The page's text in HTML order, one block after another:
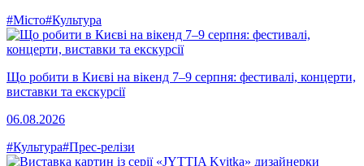
#Місто#Культура
Що робити в Києві на вікенд 7–9 серпня: фестивалі, концерти,
виставки та екскурсії
06.08.2026
#Культура#Прес-релізи